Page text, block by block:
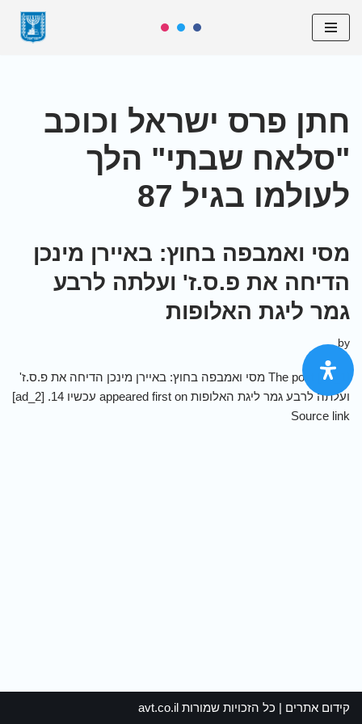
Skip
חתן פרס ישראל וכוכב
"סלאח שבתי" הלך
לעולמו בגיל 87
מסי ואמבפה בחוץ: באיירן מינכן
הדיחה את פ.ס.ז' ועלתה לרבע
גמר ליגת האלופות
by
[ad_1] The post מסי ואמבפה בחוץ: באיירן מינכן הדיחה את פ.ס.ז'
ועלתה לרבע גמר ליגת האלופות appeared first on עכשיו 14. [ad_2]
Source link
קידום אתרים | כל הזכויות שמורות avt.co.il